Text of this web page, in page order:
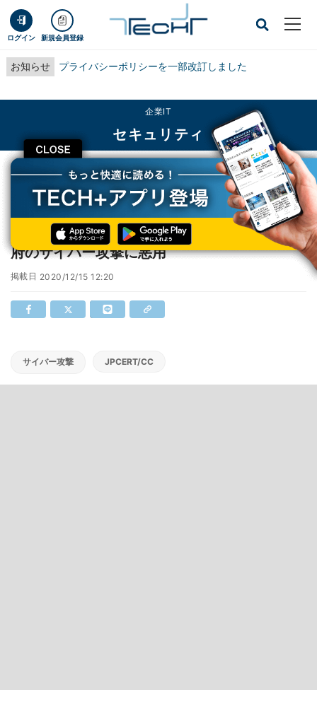
ログイン 新規会員登録
お知らせ プライバシーポリシーを一部改訂しました
CLOSE
企業IT
セキュリティ
TECH+ 企業IT
セキュリティ
SolarWinds Orion Platformの更新を、米政府のサイバー攻撃に悪用
SolarWinds Orion Platformの更新を、米政
府のサイバー攻撃に悪用
掲載日 2020/12/15 12:20
サイバー攻撃 JPCERT/CC